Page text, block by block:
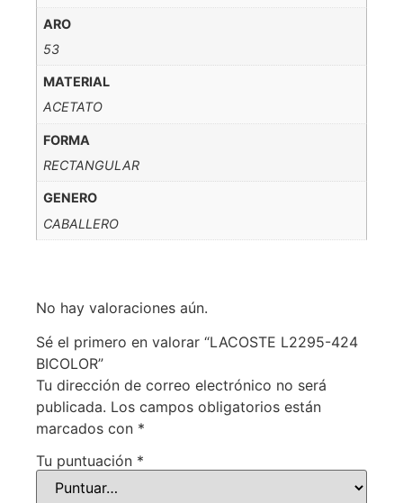
ARO
53
MATERIAL
ACETATO
FORMA
RECTANGULAR
GENERO
CABALLERO
No hay valoraciones aún.
Sé el primero en valorar “LACOSTE L2295-424
BICOLOR”
Tu dirección de correo electrónico no será
publicada. Los campos obligatorios están
marcados con *
Tu puntuación *